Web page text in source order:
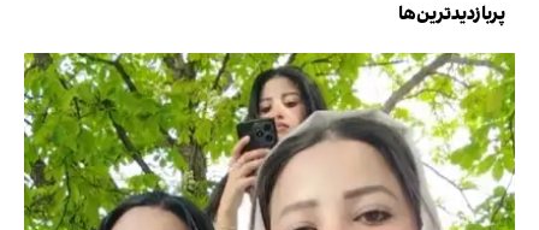
پربازدیدترین‌ها